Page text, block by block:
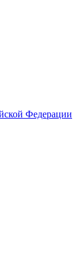
Федерации